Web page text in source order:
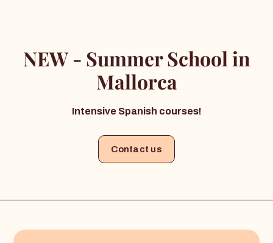
NEW - Summer School in
Mallorca
Intensive Spanish courses!
Contact us